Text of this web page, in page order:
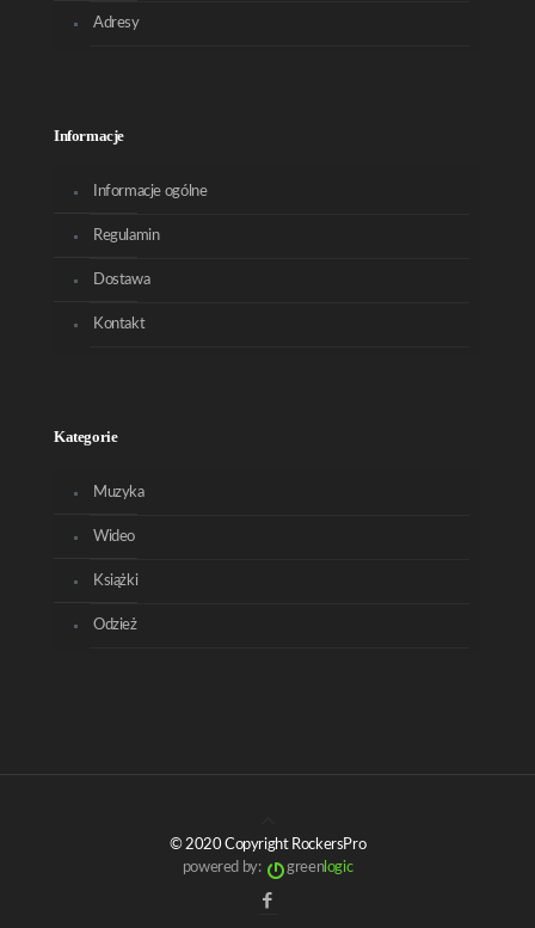
Adresy
Informacje
Informacje ogólne
Regulamin
Dostawa
Kontakt
Kategorie
Muzyka
Wideo
Książki
Odzież
© 2020 Copyright RockersPro
powered by:
greenlogic